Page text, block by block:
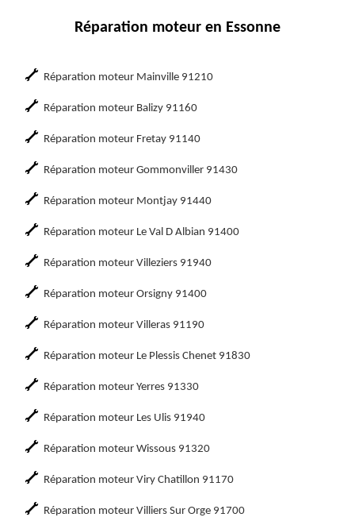
Réparation moteur en Essonne
Réparation moteur Mainville 91210
Réparation moteur Balizy 91160
Réparation moteur Fretay 91140
Réparation moteur Gommonviller 91430
Réparation moteur Montjay 91440
Réparation moteur Le Val D Albian 91400
Réparation moteur Villeziers 91940
Réparation moteur Orsigny 91400
Réparation moteur Villeras 91190
Réparation moteur Le Plessis Chenet 91830
Réparation moteur Yerres 91330
Réparation moteur Les Ulis 91940
Réparation moteur Wissous 91320
Réparation moteur Viry Chatillon 91170
Réparation moteur Villiers Sur Orge 91700